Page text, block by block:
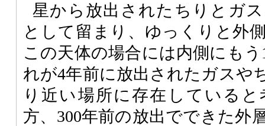
星から放出されたちりとガ
として留まり、ゆっくりと外
この天体の場合には内側にも
れが4年前に放出されたガスや
り近い場所に存在している
方、300年前の放出でできた外